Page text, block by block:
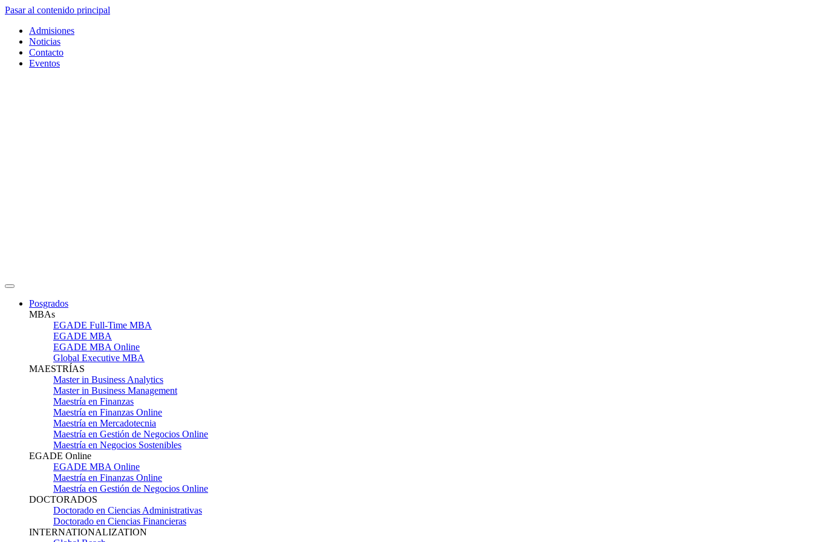
Pasar al contenido principal
Admisiones
Noticias
Contacto
Eventos
Posgrados
MBAs
EGADE Full-Time MBA
EGADE MBA
EGADE MBA Online
Global Executive MBA
MAESTRÍAS
Master in Business Analytics
Master in Business Management
Maestría en Finanzas
Maestría en Finanzas Online
Maestría en Mercadotecnia
Maestría en Gestión de Negocios Online
Maestría en Negocios Sostenibles
EGADE Online
EGADE MBA Online
Maestría en Finanzas Online
Maestría en Gestión de Negocios Online
DOCTORADOS
Doctorado en Ciencias Administrativas
Doctorado en Ciencias Financieras
INTERNATIONALIZATION